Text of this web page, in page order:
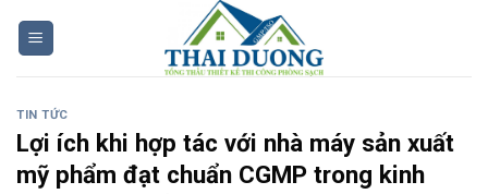
TIN TỨC
Lợi ích khi hợp tác với nhà máy sản xuất
mỹ phẩm đạt chuẩn CGMP trong kinh